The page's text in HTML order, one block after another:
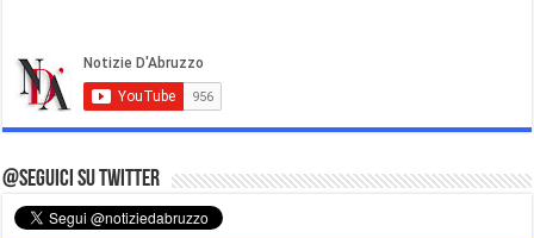
@Seguici su Twitter